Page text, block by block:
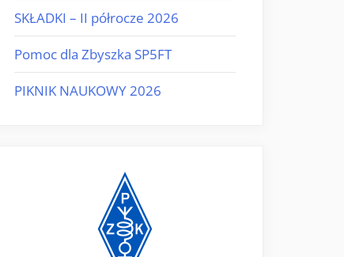
SKŁADKI – II półrocze 2026
Pomoc dla Zbyszka SP5FT
PIKNIK NAUKOWY 2026